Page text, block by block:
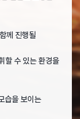
께 진행될
할 수 있는 환경을
습을 보이는